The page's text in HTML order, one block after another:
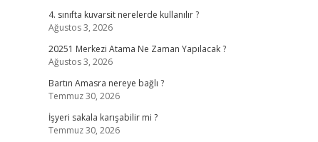
4. sınıfta kuvarsit nerelerde kullanılır ?
Ağustos 3, 2026
20251 Merkezi Atama Ne Zaman Yapılacak ?
Ağustos 3, 2026
Bartın Amasra nereye bağlı ?
Temmuz 30, 2026
İşyeri sakala karışabilir mi ?
Temmuz 30, 2026